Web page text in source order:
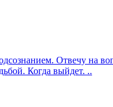
Отвечу
Когда выйдет. ..